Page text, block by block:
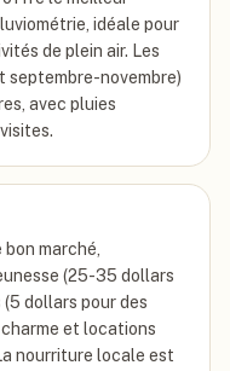
idéale pour
de plein air. Les
septembre-novembre)
avec pluies
marché,
(25-35 dollars
dollars pour des
et locations
nourriture locale est